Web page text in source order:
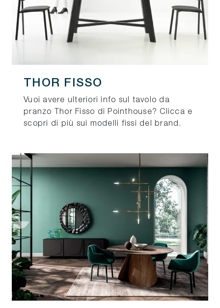
THOR FISSO
Vuoi avere ulteriori info sul tavolo da
pranzo Thor Fisso di Pointhouse? Clicca e
scopri di più sui modelli fissi del brand.